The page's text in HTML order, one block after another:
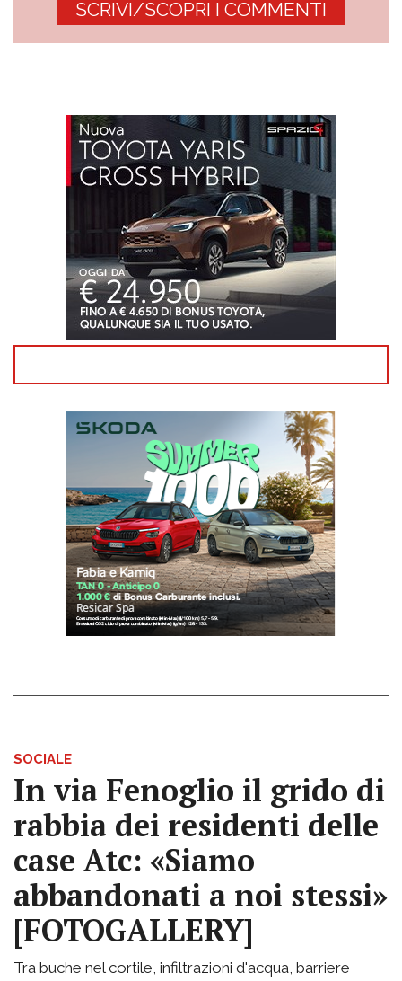
SCRIVI/SCOPRI I COMMENTI
SOCIALE
In via Fenoglio il grido di
rabbia dei residenti delle
case Atc: «Siamo
abbandonati a noi stessi»
[FOTOGALLERY]
Tra buche nel cortile, infiltrazioni d'acqua, barriere